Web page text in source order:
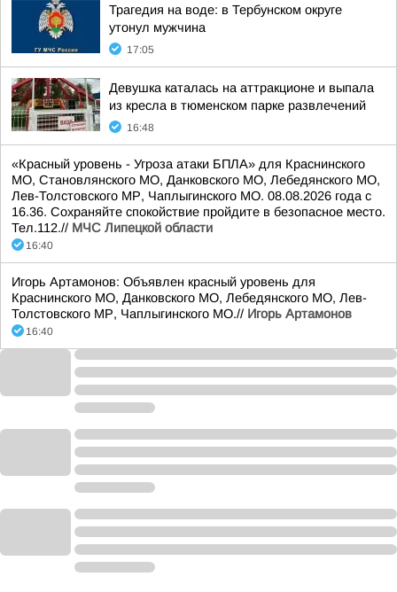
Трагедия на воде: в Тербунском округе
утонул мужчина
17:05
Девушка каталась на аттракционе и выпала
из кресла в тюменском парке развлечений
16:48
«Красный уровень - Угроза атаки БПЛА» для Краснинского
МО, Становлянского МО, Данковского МО, Лебедянского МО,
Лев-Толстовского МР, Чаплыгинского МО. 08.08.2026 года с
16.36. Сохраняйте спокойствие пройдите в безопасное место.
Тел.112.// МЧС Липецкой области
16:40
Игорь Артамонов: Объявлен красный уровень для
Краснинского МО, Данковского МО, Лебедянского МО, Лев-
Толстовского МР, Чаплыгинского МО.// Игорь Артамонов
16:40